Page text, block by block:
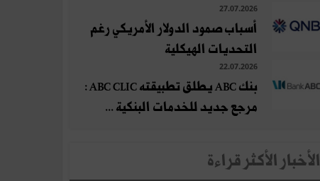
27.07.2026
أسباب صمود الدولار الأمريكي رغم
التحديات الهيكلية
22.07.2026
بنك ABC يطلق تطبيقته ABC CLIC :
مرجع جديد للخدمات البنكية ...
الأخبار الأكثر قراءة